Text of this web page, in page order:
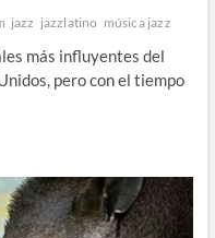
jazz jazzlatino música jazz
más influyentes del
pero con el tiempo